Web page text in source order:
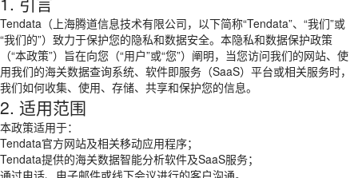
Tendata（上海腾道信息技术有限公司，以下简称“Tendata”、“我们”或
“我们的”）致力于保护您的隐私和数据安全。本隐私和数据保护政策
（“本政策”）旨在向您（“用户”或“您”）阐明，当您访问我们的网站、使
用我们的海关数据查询系统、软件即服务（SaaS）平台或相关服务时，
我们如何收集、使用、存储、共享和保护您的信息。
2. 适用范围
本政策适用于：
Tendata官方网站及相关移动应用程序；
Tendata提供的海关数据智能分析软件及SaaS服务；